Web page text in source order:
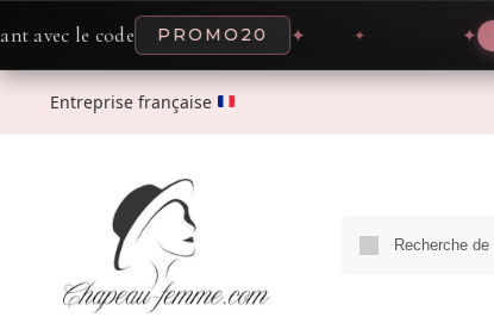
code PROMO20 ✦ OFFRE
Entreprise française